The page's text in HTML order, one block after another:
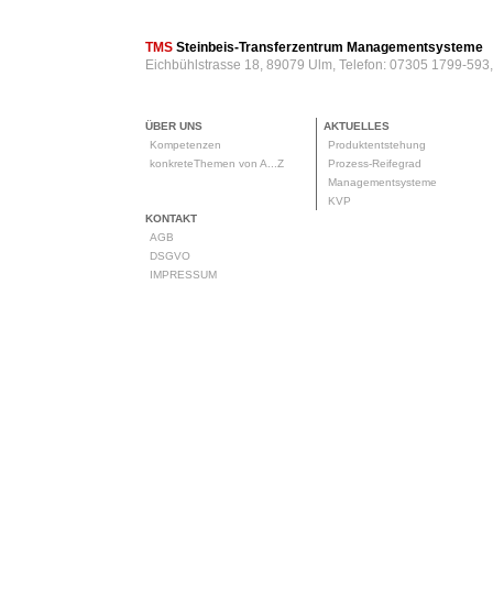
TMS Steinbeis-Transferzentrum Managementsysteme
Eichbühlstrasse 18, 89079 Ulm, Telefon: 07305 1799-
ÜBER UNS
Kompetenzen
konkreteThemen von A...Z
AKTUELLES
Produktentstehung
Prozess-Reifegrad
Managementsysteme
KVP
KONTAKT
AGB
DSGVO
IMPRESSUM